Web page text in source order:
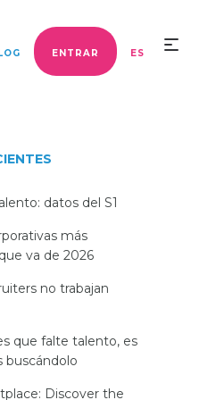
ENTRAR ES
datos del S1
más
va de 2026
no trabajan
que falte talento, es
buscándolo
Discover the